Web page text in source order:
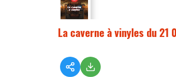
La caverne à vinyles du 21